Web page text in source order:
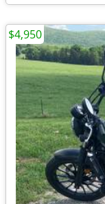
$4,950